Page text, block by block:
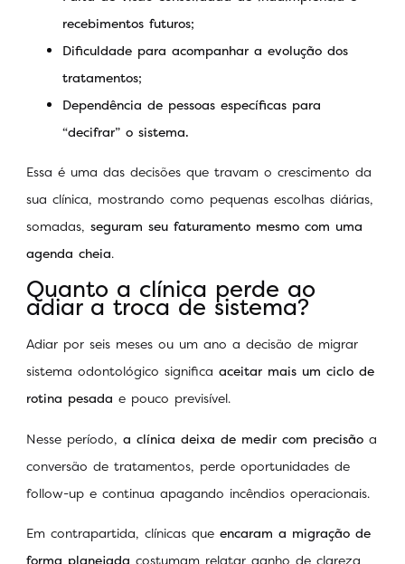
recebimentos futuros;
Dificuldade para acompanhar a evolução dos
tratamentos;
Dependência de pessoas específicas para
“decifrar” o sistema.
Essa é uma das decisões que travam o crescimento da
sua clínica, mostrando como pequenas escolhas diárias,
somadas, seguram seu faturamento mesmo com uma
agenda cheia.
Quanto a clínica perde ao
adiar a troca de sistema?
Adiar por seis meses ou um ano a decisão de migrar
sistema odontológico significa aceitar mais um ciclo de
rotina pesada e pouco previsível.
Nesse período, a clínica deixa de medir com precisão a
conversão de tratamentos, perde oportunidades de
follow-up e continua apagando incêndios operacionais.
Em contrapartida, clínicas que encaram a migração de
forma planejada costumam relatar ganho de clareza